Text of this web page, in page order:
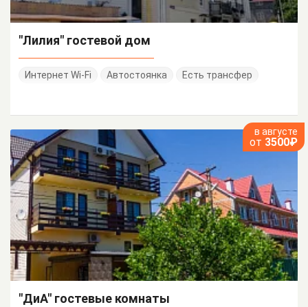
"Лилия" гостевой дом
Интернет Wi-Fi Автостоянка Есть трансфер
в августе
от 3500₽
"ДиА" гостевые комнаты